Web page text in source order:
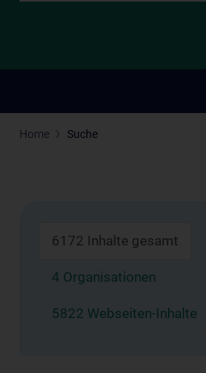
Home Suche
6172 Inhalte gesamt
4 Organisationen
5822 Webseiten-Inhalte